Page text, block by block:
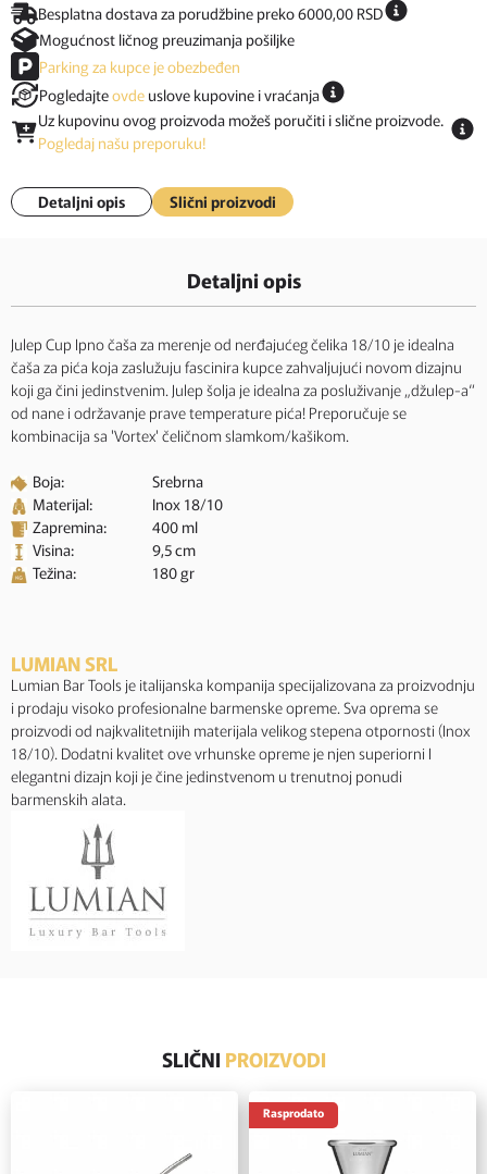
Besplatna dostava za porudžbine preko 6000,00 RSD
Mogućnost ličnog preuzimanja pošiljke
Parking za kupce je obezbeđen
Pogledajteovde uslove kupovine i vraćanja
Uz kupovinu ovog proizvoda možeš poručiti i slične proizvode.
Pogledaj našu preporuku!
Detaljni opis Slični proizvodi
Detaljni opis
Julep Cup Ipno čaša za merenje od nerđajućeg čelika 18/10 je idealna
čaša za pića koja zaslužuju fascinira kupce zahvaljujući novom dizajnu
koji ga čini jedinstvenim. Julep šolja je idealna za posluživanje „džulep-a“
od nane i održavanje prave temperature pića! Preporučuje se
kombinacija sa 'Vortex' čeličnom slamkom/kašikom.
Boja:
Srebrna
Materijal:
Inox 18/10
Zapremina:
400 ml
Visina:
9,5 cm
Težina:
180 gr
LUMIAN SRL
Lumian Bar Tools je italijanska kompanija specijalizovana za proizvodnju
i prodaju visoko profesionalne barmenske opreme. Sva oprema se
proizvodi od najkvalitetnijih materijala velikog stepena otpornosti (Inox
18/10). Dodatni kvalitet ove vrhunske opreme je njen superiorni I
elegantni dizajn koji je čine jedinstvenom u trenutnoj ponudi
barmenskih alata.
SLIČNI PROIZVODI
Rasprodato